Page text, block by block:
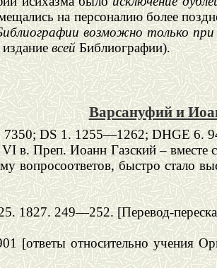
на персоналию более
возможно только
изданиевсейБиблиографии).
Варсануфий и
7350; DS 1. 1255—1262; DHGE 6.
в. Преп. Иоанн Газский –
быстро стало
1827. 249—252. [Перевод-
[ответы относительно учения